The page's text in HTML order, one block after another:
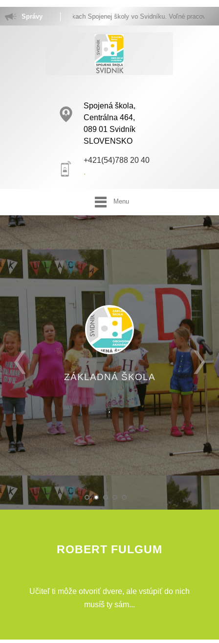
Správy
Vitajte na stránkach Spojenej školy vo Svidníku. Voľné pracovné miesta.
Spojená škola,
Centrálna 464,
089 01 Svidník
SLOVENSKO
+421(54)788 20 40
.
Menu
ZÁKLADNÁ ŠKOLA
.
ROBERT FULGUM
Učiteľ ti môže otvoriť dvere, ale vstúpiť do nich
musíš ty sám...